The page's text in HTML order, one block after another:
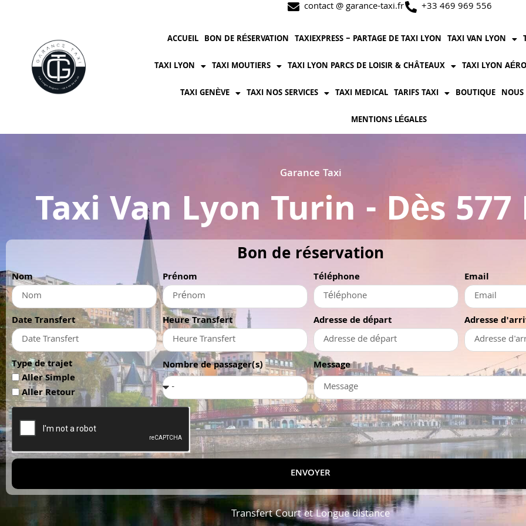
contact @ garance-taxi.fr +33 469 969 556
ACCUEIL BON DE RÉSERVATION TAXIEXPRESS – PARTAGE DE TAXI LYON TAXI VAN LYON
TAXI LYON TAXI MOUTIERS TAXI LYON PARCS DE LOISIR & CHÂTEAUX TAXI LYON
TAXI GENÈVE TAXI NOS SERVICES TAXI MEDICAL TARIFS TAXI BOUTIQUE NOUS
MENTIONS LÉGALES
Garance Taxi
Taxi Van Lyon Turin - Dès 577
Bon de réservation
Nom Prénom Téléphone Email
Date Transfert Heure Transfert Adresse de départ Adresse
Type de trajet
Aller Simple
Aller Retour
Nombre de passager(s) Message
ENVOYER
Transfert Court et Longue distance